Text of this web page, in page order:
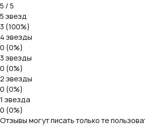
5 / 5
5 звезд
3 (100%)
4 звезды
0 (0%)
3 звезды
0 (0%)
2 звезды
0 (0%)
1 звезда
0 (0%)
Отзывы могут писать только те